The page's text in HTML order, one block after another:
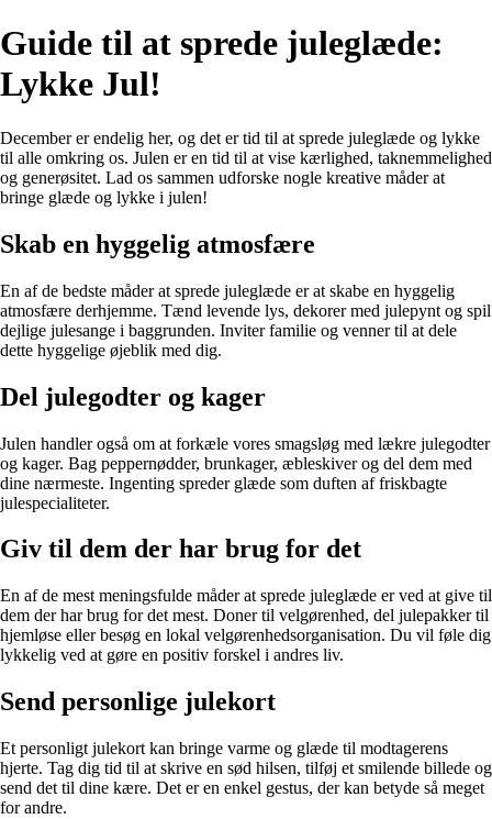
Guide til at sprede juleglæde:
Lykke Jul!
December er endelig her, og det er tid til at sprede juleglæde og lykke
til alle omkring os. Julen er en tid til at vise kærlighed, taknemmelighed
og generøsitet. Lad os sammen udforske nogle kreative måder at
bringe glæde og lykke i julen!
Skab en hyggelig atmosfære
En af de bedste måder at sprede juleglæde er at skabe en hyggelig
atmosfære derhjemme. Tænd levende lys, dekorer med julepynt og spil
dejlige julesange i baggrunden. Inviter familie og venner til at dele
dette hyggelige øjeblik med dig.
Del julegodter og kager
Julen handler også om at forkæle vores smagsløg med lækre julegodter
og kager. Bag peppernødder, brunkager, æbleskiver og del dem med
dine nærmeste. Ingenting spreder glæde som duften af friskbagte
julespecialiteter.
Giv til dem der har brug for det
En af de mest meningsfulde måder at sprede juleglæde er ved at give til
dem der har brug for det mest. Doner til velgørenhed, del julepakker til
hjemløse eller besøg en lokal velgørenhedsorganisation. Du vil føle dig
lykkelig ved at gøre en positiv forskel i andres liv.
Send personlige julekort
Et personligt julekort kan bringe varme og glæde til modtagerens
hjerte. Tag dig tid til at skrive en sød hilsen, tilføj et smilende billede og
send det til dine kære. Det er en enkel gestus, der kan betyde så meget
for andre.